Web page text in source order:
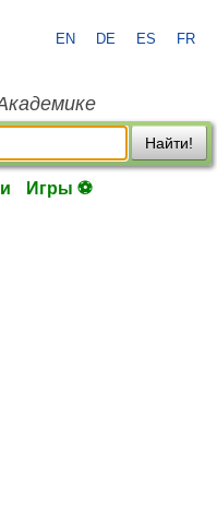
EN DE ES FR
Найти!
Игры ⚽